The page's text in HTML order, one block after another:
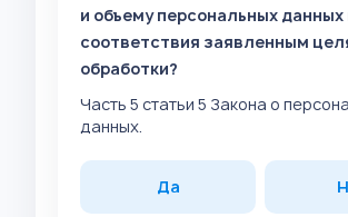
и объему персональных данных
соответствия заявленным
обработки?
Часть 5 статьи 5 Закона о
данных.
Да